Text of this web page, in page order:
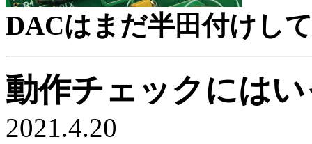
DACはまだ半田付けし
動作チェックには
2021.4.20